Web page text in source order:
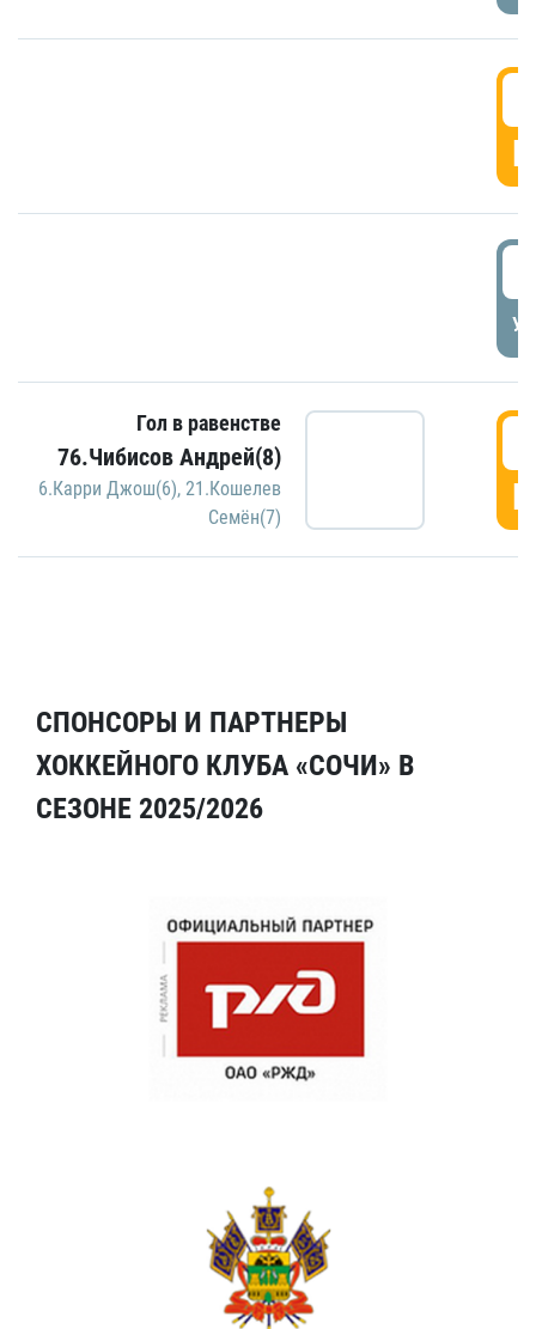
Гол в равенстве
76.Чибисов Андрей(8)
6.Карри Джош(6), 21.Кошелев
Семён(7)
СПОНСОРЫ И ПАРТНЕРЫ
ХОККЕЙНОГО КЛУБА «СОЧИ» В
СЕЗОНЕ 2025/2026